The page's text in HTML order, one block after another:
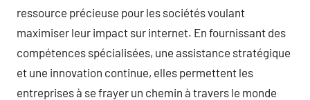
ressource précieuse pour les sociétés voulant
maximiser leur impact sur internet. En fournissant des
compétences spécialisées, une assistance stratégique
et une innovation continue, elles permettent les
entreprises à se frayer un chemin à travers le monde